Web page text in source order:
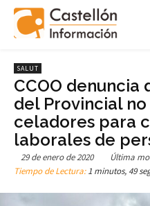
SALUT
CCOO denuncia
del Provincial
celadores para
laborales de
29 de enero de 2020 Última
Tiempo de Lectura:1 minutos, 49